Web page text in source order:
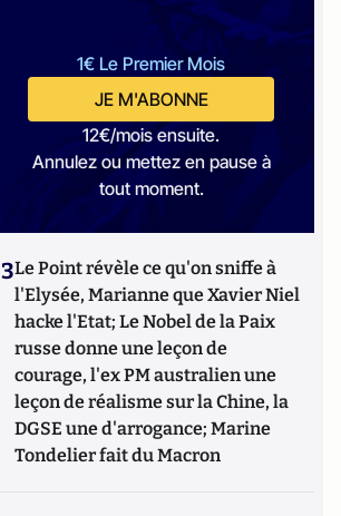
1€ Le Premier Mois
JE M'ABONNE
12€/mois ensuite.
Annulez ou mettez en pause à
tout moment.
3Le Point révèle ce qu'on sniffe à
l'Elysée, Marianne que Xavier Niel
hacke l'Etat; Le Nobel de la Paix
russe donne une leçon de
courage, l'ex PM australien une
leçon de réalisme sur la Chine, la
DGSE une d'arrogance; Marine
Tondelier fait du Macron